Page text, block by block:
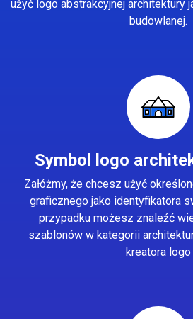
użyć logo abstrakcyjnej architektury
budowlanej.
Symbol logo
Załóżmy, że chcesz użyć
graficznego jako identyfikatora
przypadku możesz znaleźć
szablonów w kategorii
kreatora logo